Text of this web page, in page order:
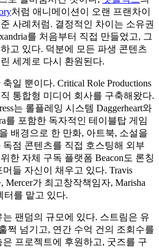
처럼 애니메이션이 오랜 프랜차이
사례처럼. 결정적인 차이는 소유권
를 처음부터 직접 만들었고, 그
고 있다. 덕분에 모든 파생 콘텐츠
세계로 다시 환원된다.
일 뿐이다. Critical Role Productions
통합형 미디어 회사를 구축해왔다.
는 롤플레잉 시스템 Daggerheart와
를 포함한 독자적인 테이블탑 게임
배경으로 한 만화, 아트북, 소설을
점 콘텐츠를 직접 호스팅해 외부
한 자체 구독 플랫폼 Beacon도 론칭
들 자신이 채우고 있다. Travis
Mercer가 최고창작책임자, Marisha
터를 맡고 있다.
팬덤의 규모에 있다. 스트림은 유
쩍 넘기고, 연간 수억 건의 조회수를
프로젝트에 후원하고, 굿즈를 구